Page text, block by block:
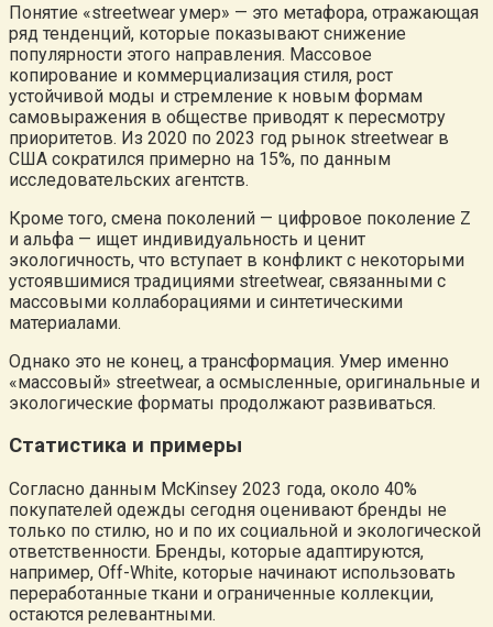
Понятие «streetwear умер» — это метафора, отражающая
ряд тенденций, которые показывают снижение
популярности этого направления. Массовое
копирование и коммерциализация стиля, рост
устойчивой моды и стремление к новым формам
самовыражения в обществе приводят к пересмотру
приоритетов. Из 2020 по 2023 год рынок streetwear в
США сократился примерно на 15%, по данным
исследовательских агентств.
Кроме того, смена поколений — цифровое поколение Z
и альфа — ищет индивидуальность и ценит
экологичность, что вступает в конфликт с некоторыми
устоявшимися традициями streetwear, связанными с
массовыми коллаборациями и синтетическими
материалами.
Однако это не конец, а трансформация. Умер именно
«массовый» streetwear, а осмысленные, оригинальные и
экологические форматы продолжают развиваться.
Статистика и примеры
Согласно данным McKinsey 2023 года, около 40%
покупателей одежды сегодня оценивают бренды не
только по стилю, но и по их социальной и экологической
ответственности. Бренды, которые адаптируются,
например, Off-White, которые начинают использовать
переработанные ткани и ограниченные коллекции,
остаются релевантными.